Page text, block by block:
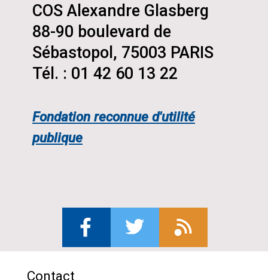
COS Alexandre Glasberg
88-90 boulevard de
Sébastopol, 75003 PARIS
Tél. : 01 42 60 13 22
Fondation reconnue d'utilité
publique
Contact